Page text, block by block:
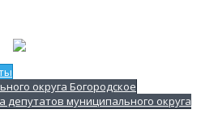
округа Богородское
депутатов муниципального округа